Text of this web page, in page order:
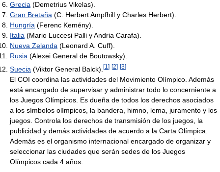
Grecia (Demetrius Vikelas).
Gran Bretaña (C. Herbert Ampfhill y Charles Herbert).
Hungría (Ferenc Kemény).
Italia (Mario Luccesi Palli y Andria Carafa).
Nueva Zelanda (Leonard A. Cuff).
Rusia (Alexei General de Boutowsky).
Suecia (Viktor General Balck). [1 ] [2] [3]
El COI coordina las actividades del Movimiento Olímpico. Además
está encargado de supervisar y administrar todo lo concerniente a
los Juegos Olímpicos. Es dueña de todos los derechos asociados
a los símbolos olímpicos, la bandera, himno, lema, juramento y los
juegos. Controla los derechos de transmisión de los juegos, la
publicidad y demás actividades de acuerdo a la Carta Olímpica.
Además es el organismo internacional encargado de organizar y
seleccionar las ciudades que serán sedes de los Juegos
Olímpicos cada 4 años.